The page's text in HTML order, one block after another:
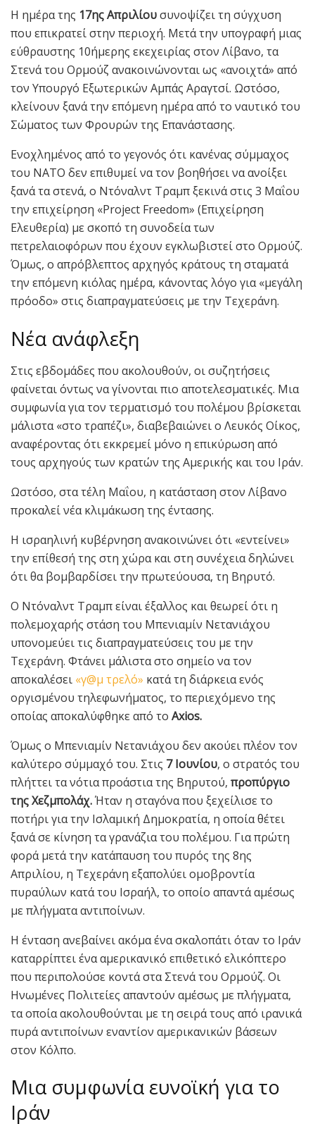
Η ημέρα της 17ης Απριλίουσυνοψίζει τη σύγχυση
που επικρατεί στην περιοχή. Μετά την υπογραφή μιας
εύθραυστης 10ήμερης εκεχειρίας στον Λίβανο, τα
Στενά του Ορμούζ ανακοινώνονται ως «ανοιχτά» από
τον Υπουργό Εξωτερικών Αμπάς Αραγτσί. Ωστόσο,
κλείνουν ξανά την επόμενη ημέρα από το ναυτικό του
Σώματος των Φρουρών της Επανάστασης.
Ενοχλημένος από το γεγονός ότι κανένας σύμμαχος
του ΝΑΤΟ δεν επιθυμεί να τον βοηθήσει να ανοίξει
ξανά τα στενά, ο Ντόναλντ Τραμπ ξεκινά στις 3 Μαΐου
την επιχείρηση «Project Freedom» (Επιχείρηση
Ελευθερία) με σκοπό τη συνοδεία των
πετρελαιοφόρων που έχουν εγκλωβιστεί στο Ορμούζ.
Όμως, ο απρόβλεπτος αρχηγός κράτους τη σταματά
την επόμενη κιόλας ημέρα, κάνοντας λόγο για «μεγάλη
πρόοδο» στις διαπραγματεύσεις με την Τεχεράνη.
Νέα ανάφλεξη
Στις εβδομάδες που ακολουθούν, οι συζητήσεις
φαίνεται όντως να γίνονται πιο αποτελεσματικές. Μια
συμφωνία για τον τερματισμό του πολέμου βρίσκεται
μάλιστα «στο τραπέζι», διαβεβαιώνει ο Λευκός Οίκος,
αναφέροντας ότι εκκρεμεί μόνο η επικύρωση από
τους αρχηγούς των κρατών της Αμερικής και του Ιράν.
Ωστόσο, στα τέλη Μαΐου, η κατάσταση στον Λίβανο
προκαλεί νέα κλιμάκωση της έντασης.
Η ισραηλινή κυβέρνηση ανακοινώνει ότι «εντείνει»
την επίθεσή της στη χώρα και στη συνέχεια δηλώνει
ότι θα βομβαρδίσει την πρωτεύουσα, τη Βηρυτό.
Ο Ντόναλντ Τραμπ είναι έξαλλος και θεωρεί ότι η
πολεμοχαρής στάση του Μπενιαμίν Νετανιάχου
υπονομεύει τις διαπραγματεύσεις του με την
Τεχεράνη. Φτάνει μάλιστα στο σημείο να τον
αποκαλέσει «γ@μ τρελό» κατά τη διάρκεια ενός
οργισμένου τηλεφωνήματος, το περιεχόμενο της
οποίας αποκαλύφθηκε από το Axios.
Όμως ο Μπενιαμίν Νετανιάχου δεν ακούει πλέον τον
καλύτερο σύμμαχό του. Στις 7 Ιουνίου, ο στρατός του
πλήττει τα νότια προάστια της Βηρυτού, προπύργιο
της Χεζμπολάχ.Ήταν η σταγόνα που ξεχείλισε το
ποτήρι για την Ισλαμική Δημοκρατία, η οποία θέτει
ξανά σε κίνηση τα γρανάζια του πολέμου. Για πρώτη
φορά μετά την κατάπαυση του πυρός της 8ης
Απριλίου, η Τεχεράνη εξαπολύει ομοβροντία
πυραύλων κατά του Ισραήλ, το οποίο απαντά αμέσως
με πλήγματα αντιποίνων.
Η ένταση ανεβαίνει ακόμα ένα σκαλοπάτι όταν το Ιράν
καταρρίπτει ένα αμερικανικό επιθετικό ελικόπτερο
που περιπολούσε κοντά στα Στενά του Ορμούζ. Οι
Ηνωμένες Πολιτείες απαντούν αμέσως με πλήγματα,
τα οποία ακολουθούνται με τη σειρά τους από ιρανικά
πυρά αντιποίνων εναντίον αμερικανικών βάσεων
στον Κόλπο.
Μια συμφωνία ευνοϊκή για το
Ιράν